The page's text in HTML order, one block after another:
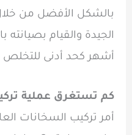
بالشكل الأفضل من خلال
الجيدة والقيام
أشهر كحد أدنى للتخلص
كم تستغرق عملية
أمر تركيب السخانات